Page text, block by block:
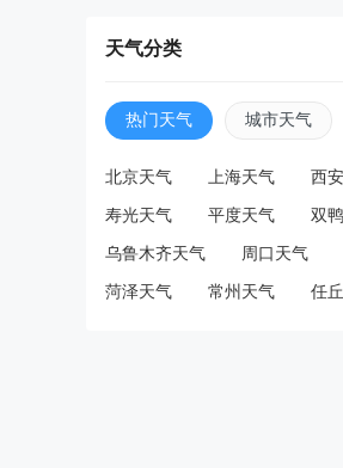
天气分类
热门天气 城市天气
北京天气 上海天气 西
寿光天气 平度天气 双
乌鲁木齐天气 周口天气
菏泽天气 常州天气 任